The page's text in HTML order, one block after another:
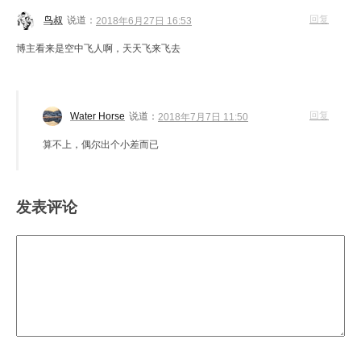
鸟叔 说道： 2018年6月27日 16:53
博主看来是空中飞人啊，天天飞来飞去
回复
Water Horse 说道： 2018年7月7日 11:50
算不上，偶尔出个小差而已
回复
发表评论